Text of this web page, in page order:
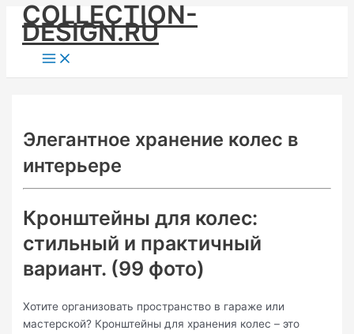
Skip
content
COLLECTION-
DESIGN.RU
Main
Menu
Элегантное хранение колес в
интерьере
Кронштейны для колес:
стильный и практичный
вариант. (99 фото)
Хотите организовать пространство в гараже или
мастерской? Кронштейны для хранения колес – это